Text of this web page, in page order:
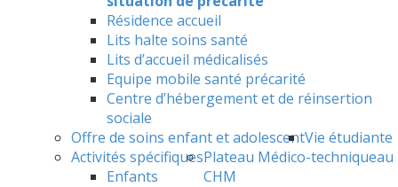
Résidence accueil
Lits halte soins santé
Lits d’accueil médicalisés
Equipe mobile santé précarité
Centre d’hébergement et de réinsertion
sociale
Offre de soins enfant et adolescent
Activités spécifiques
Enfants
Plateau Médico-technique
Vie étudiante
au
CHM